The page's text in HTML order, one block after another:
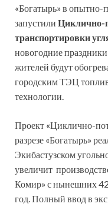
«Богатырь» в
запустили Циклично-
транспортировки
новогодние
жителей будут
городским ТЭЦ
технологии.
Проект «Циклично-
разрезе «Богатырь»
Экибастузском
увеличит
Комир» с нынешних 42
год. Полный ввод в